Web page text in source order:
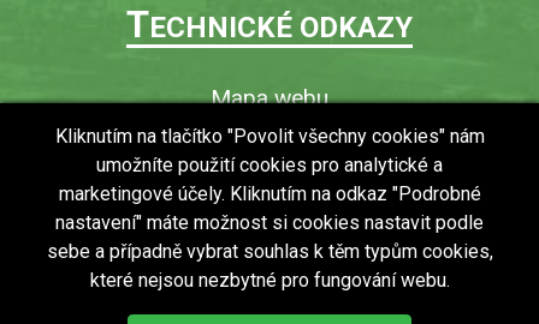
TECHNICKÉ ODKAZY
Mapa webu
O webu
Povinně zveřejňované informace
Ochrana osobních údajů (GDPR)
Vyhledávání
RSS
Kliknutím na tlačítko "Povolit všechny cookies" nám
umožníte použití cookies pro analytické a
marketingové účely. Kliknutím na odkaz "Podrobné
nastavení" máte možnost si cookies nastavit podle
sebe a případně vybrat souhlas k těm typům cookies,
které nejsou nezbytné pro fungování webu.